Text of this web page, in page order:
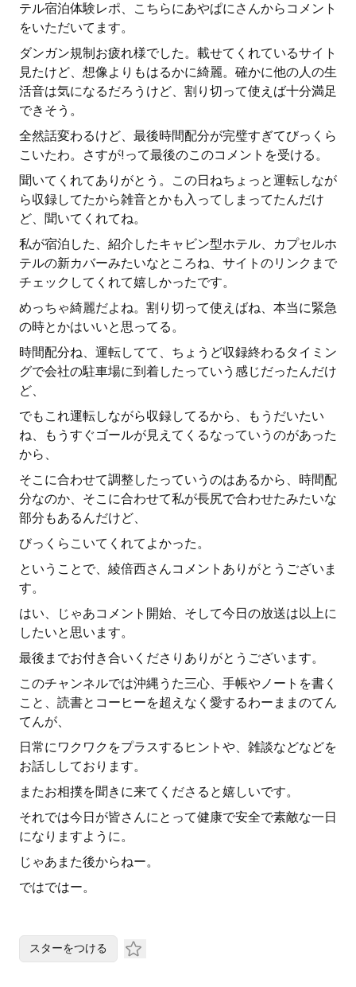
テル宿泊体験レポ、こちらにあやぱにさんからコメント
をいただいてます。
ダンガン規制お疲れ様でした。載せてくれているサイト
見たけど、想像よりもはるかに綺麗。確かに他の人の生
活音は気になるだろうけど、割り切って使えば十分満足
できそう。
全然話変わるけど、最後時間配分が完璧すぎてびっくら
こいたわ。さすが!って最後のこのコメントを受ける。
聞いてくれてありがとう。この日ねちょっと運転しなが
ら収録してたから雑音とかも入ってしまってたんだけ
ど、聞いてくれてね。
私が宿泊した、紹介したキャビン型ホテル、カプセルホ
テルの新カバーみたいなところね、サイトのリンクまで
チェックしてくれて嬉しかったです。
めっちゃ綺麗だよね。割り切って使えばね、本当に緊急
の時とかはいいと思ってる。
時間配分ね、運転してて、ちょうど収録終わるタイミン
グで会社の駐車場に到着したっていう感じだったんだけ
ど、
でもこれ運転しながら収録してるから、もうだいたい
ね、もうすぐゴールが見えてくるなっていうのがあった
から、
そこに合わせて調整したっていうのはあるから、時間配
分なのか、そこに合わせて私が長尻で合わせたみたいな
部分もあるんだけど、
びっくらこいてくれてよかった。
ということで、綾倍西さんコメントありがとうございま
す。
はい、じゃあコメント開始、そして今日の放送は以上に
したいと思います。
最後までお付き合いくださりありがとうございます。
このチャンネルでは沖縄うた三心、手帳やノートを書く
こと、読書とコーヒーを超えなく愛するわーままのてん
てんが、
日常にワクワクをプラスするヒントや、雑談などなどを
お話ししております。
またお相撲を聞きに来てくださると嬉しいです。
それでは今日が皆さんにとって健康で安全で素敵な一日
になりますように。
じゃあまた後からねー。
ではではー。
スターをつける